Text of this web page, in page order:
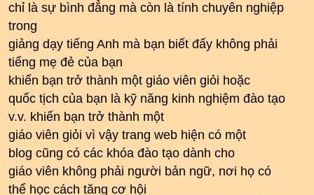
chỉ là sự bình đẳng mà còn là tính chuyên nghiệp
trong
giảng dạy tiếng Anh mà bạn biết đấy không phải
tiếng mẹ đẻ của bạn
khiến bạn trở thành một giáo viên giỏi hoặc
quốc tịch của bạn là kỹ năng kinh nghiệm đào tạo
v.v. khiến bạn trở thành một
giáo viên giỏi vì vậy trang web hiện có một
blog cũng có các khóa đào tạo dành cho
giáo viên không phải người bản ngữ, nơi họ có
thể học cách tăng cơ hội